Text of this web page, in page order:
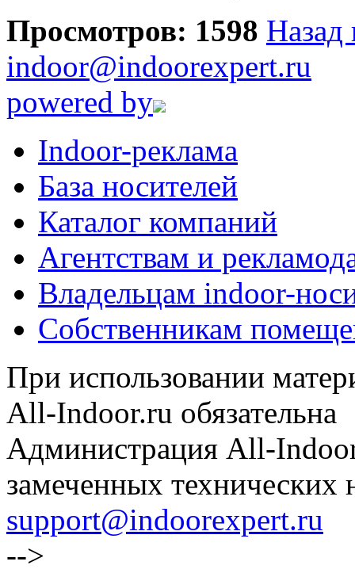
Просмотров: 1598 Назад
indoor@indoorexpert.ru
powered by
Indoor-реклама
База носителей
Каталог компаний
Агентствам и
Владельцам indoor-
Собственникам
При использовании
All-Indoor.ru обязательна
Администрация All-
замеченных технических
support@indoorexpert.ru
-->